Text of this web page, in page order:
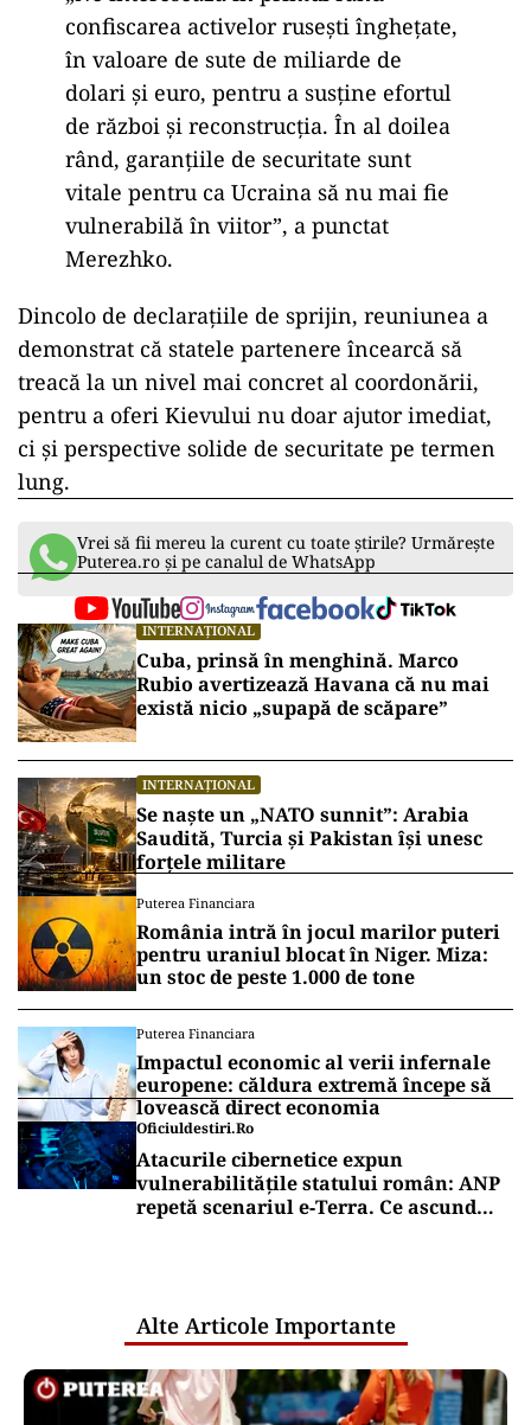
confiscarea activelor rusești înghețate,
în valoare de sute de miliarde de
dolari și euro, pentru a susține efortul
de război și reconstrucția. În al doilea
rând, garanțiile de securitate sunt
vitale pentru ca Ucraina să nu mai fie
vulnerabilă în viitor”, a punctat
Merezhko.
Dincolo de declarațiile de sprijin, reuniunea a
demonstrat că statele partenere încearcă să
treacă la un nivel mai concret al coordonării,
pentru a oferi Kievului nu doar ajutor imediat,
ci și perspective solide de securitate pe termen
lung.
Vrei să fii mereu la curent cu toate știrile? Urmărește
Puterea.ro și pe canalul de WhatsApp
INTERNAȚIONAL
Cuba, prinsă în menghină. Marco
Rubio avertizează Havana că nu mai
există nicio „supapă de scăpare”
INTERNAȚIONAL
Se naște un „NATO sunnit”: Arabia
Saudită, Turcia și Pakistan își unesc
forțele militare
Puterea Financiara
România intră în jocul marilor puteri
pentru uraniul blocat în Niger. Miza:
un stoc de peste 1.000 de tone
Puterea Financiara
Impactul economic al verii infernale
europene: căldura extremă începe să
lovească direct economia
Oficiuldestiri.ro
Atacurile cibernetice expun
vulnerabilitățile statului român: ANP
repetă scenariul e‑Terra. Ce ascund
Alte Articole Importante